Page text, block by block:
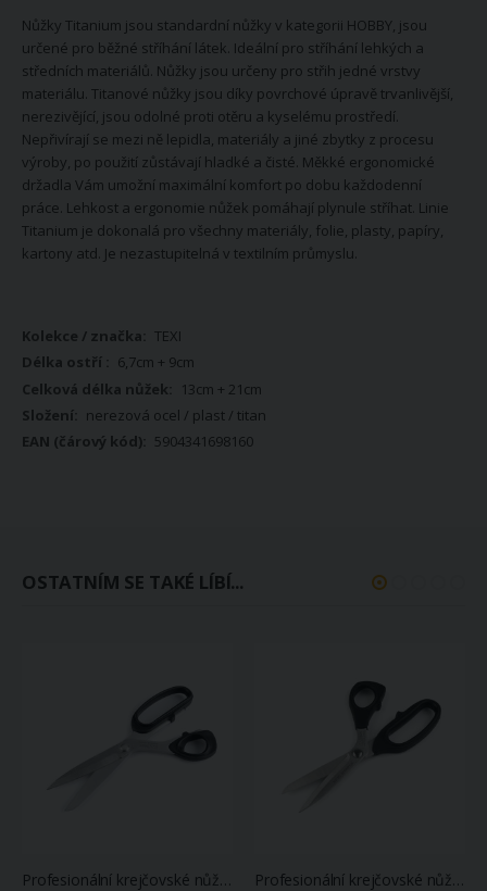
Nůžky Titanium jsou standardní nůžky v kategorii HOBBY, jsou
určené pro běžné stříhání látek. Ideální pro stříhání lehkých a
středních materiálů. Nůžky jsou určeny pro střih jedné vrstvy
materiálu. Titanové nůžky jsou díky povrchové úpravě trvanlivější,
nerezivějící, jsou odolné proti otěru a kyselému prostředí.
Nepřivírají se mezi ně lepidla, materiály a jiné zbytky z procesu
výroby, po použití zůstávají hladké a čisté. Měkké ergonomické
držadla Vám umožní maximální komfort po dobu každodenní
práce. Lehkost a ergonomie nůžek pomáhají plynule stříhat. Linie
Titanium je dokonalá pro všechny materiály, folie, plasty, papíry,
kartony atd. Je nezastupitelná v textilním průmyslu.
Více
informací
TEXI
6,7cm + 9cm
13cm + 21cm
nerezová ocel / plast / titan
5904341698160
OSTATNÍM SE TAKÉ LÍBÍ...
Profesionální krejčovské nůžky pro leváky KAI N5210 L, hladké ostří, s ergonomickou rukojetí, délka 21cm (8") Profesionální krejčovské nůžky KAI N5210 SE, mikrozoubky, s ergonomickou rukojetí, délka 21cm (8")